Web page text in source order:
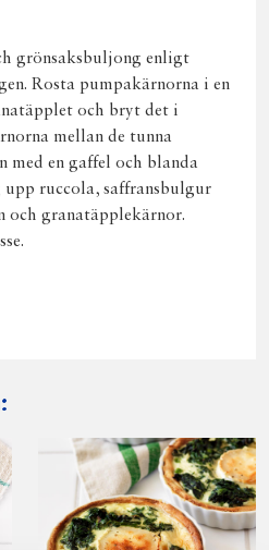
grönsaksbuljong enligt
Rosta pumpakärnorna i en
och bryt det i
mellan de tunna
med en gaffel och blanda
upp ruccola, saffransbulgur
och granatäpplekärnor.